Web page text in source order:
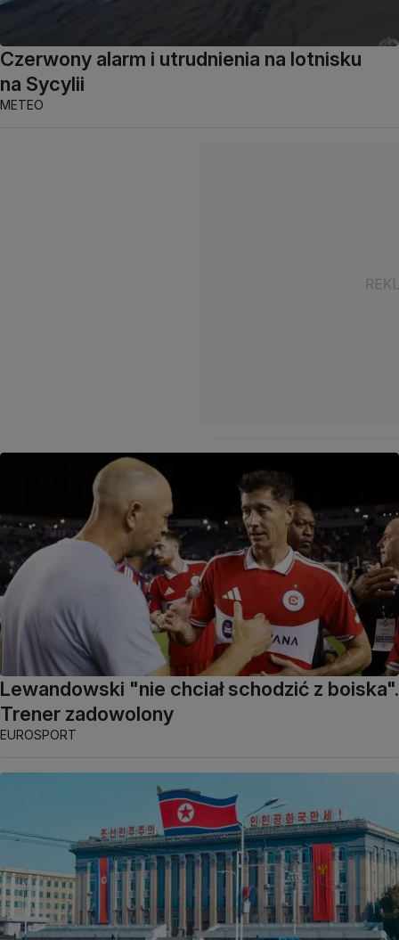
Czerwony alarm i utrudnienia na lotnisku
na Sycylii
METEO
Lewandowski "nie chciał schodzić z boiska".
Trener zadowolony
EUROSPORT